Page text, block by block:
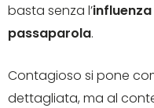
basta senza l’
passaparola.
Contagioso si pone
dettagliata, ma al